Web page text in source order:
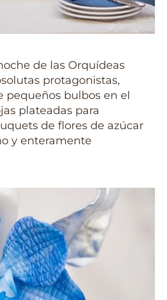
de las Orquídeas
protagonistas,
pequeños bulbos en el
plateadas para
de flores de azúcar
y enteramente